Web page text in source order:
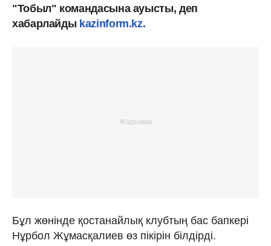
"Тобыл" командасына ауысты, деп
хабарлайды kazinform.kz.
Бұл жөнінде қостанайлық клубтың бас бапкері
Нұрбол Жұмасқалиев өз пікірін білдірді.